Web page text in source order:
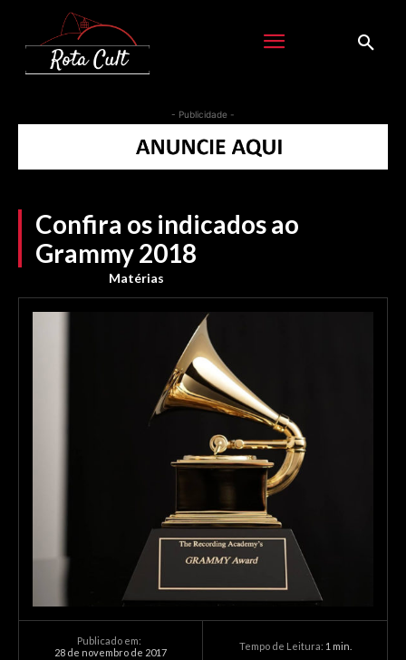
- Publicidade -
Confira os indicados ao
Grammy 2018
Matérias
Publicado em:
28 de novembro de 2017
Tempo de Leitura: 1 min.